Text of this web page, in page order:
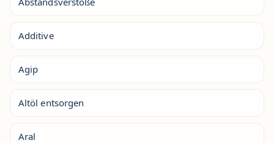
Additive
Agip
Altöl entsorgen
Aral